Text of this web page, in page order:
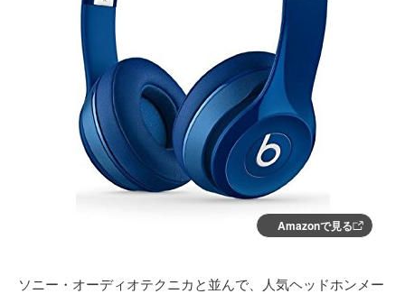
Amazonで見る
ソニー・オーディオテクニカと並んで、人気ヘッドホンメー